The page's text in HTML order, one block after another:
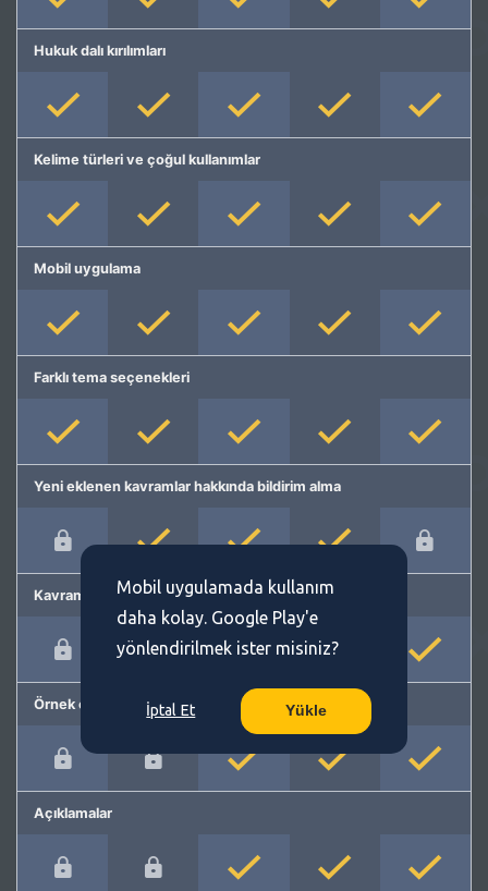
Hukuk dalı kırılımları
Kelime türleri ve çoğul kullanımlar
Mobil uygulama
Farklı tema seçenekleri
Yeni eklenen kavramlar hakkında bildirim alma
Kavram önerme
Örnek cümleler
Açıklamalar
Mobil uygulamada kullanım
daha kolay. Google Play'e
yönlendirilmek ister misiniz?
İptal Et Yükle